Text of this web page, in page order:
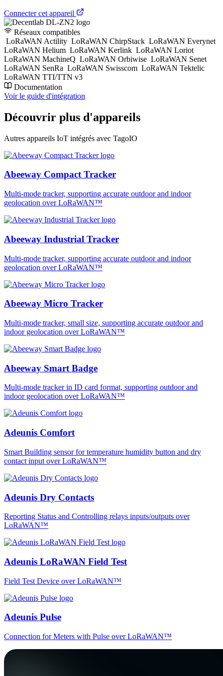
Connecter cet appareil
Réseaux compatibles
LoRaWAN Actility LoRaWAN ChirpStack LoRaWAN Everynet
LoRaWAN Helium LoRaWAN Kerlink LoRaWAN Loriot
LoRaWAN MachineQ LoRaWAN Orbiwise LoRaWAN Senet
LoRaWAN SenRa LoRaWAN Swisscom LoRaWAN Tektelic
LoRaWAN TTI/TTN v3
Documentation
Voir le guide d'intégration
Découvrir plus d'appareils
Autres appareils IoT intégrés avec TagoIO
Abeeway Compact Tracker
Multi-mode tracker, supporting accurate outdoor and indoor
geolocation over LoRaWAN™
Abeeway Industrial Tracker
Multi-mode tracker, supporting accurate outdoor and indoor
geolocation over LoRaWAN™
Abeeway Micro Tracker
Multi-mode tracker, small size, supporting accurate outdoor and
indoor geolocation over LoRaWAN™
Abeeway Smart Badge
Multi-mode tracker in ID card format, supporting outdoor and
indoor geolocation over LoRaWAN™
Adeunis Comfort
Smart Building sensor for temperature humidity button and dry
contact input over LoRaWAN™
Adeunis Dry Contacts
Reporting Status and Controlling relays inputs/outputs over
LoRaWAN™
Adeunis LoRaWAN Field Test
Field Test Device over LoRaWAN™
Adeunis Pulse
Connection for Meters with Pulse over LoRaWAN™